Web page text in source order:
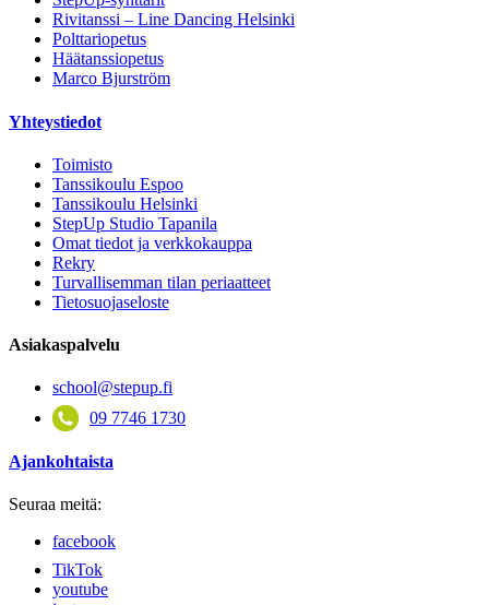
Rivitanssi – Line Dancing Helsinki
Polttariopetus
Häätanssiopetus
Marco Bjurström
Yhteystiedot
Toimisto
Tanssikoulu Espoo
Tanssikoulu Helsinki
StepUp Studio Tapanila
Omat tiedot ja verkkokauppa
Rekry
Turvallisemman tilan periaatteet
Tietosuojaseloste
Asiakaspalvelu
school@stepup.fi
09 7746 1730
Ajankohtaista
Seuraa meitä:
facebook
TikTok
youtube